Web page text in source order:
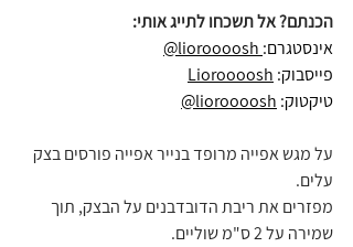
הכנתם? אל תשכחו לתייג אותי:
אינסטגרם:
פייסבוק: Lioroooosh
טיקטוק: lioroooosh@
על מגש אפייה מרופד בנייר אפייה פורסים בצק
עלים.
מפזרים את ריבת הדובדבנים על הבצק, תוך
שמירה על 2 ס"מ שוליים.